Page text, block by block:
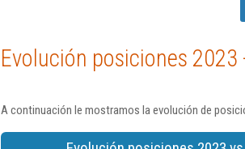
Evolución posiciones 2023
A continuación le mostramos la evolución de